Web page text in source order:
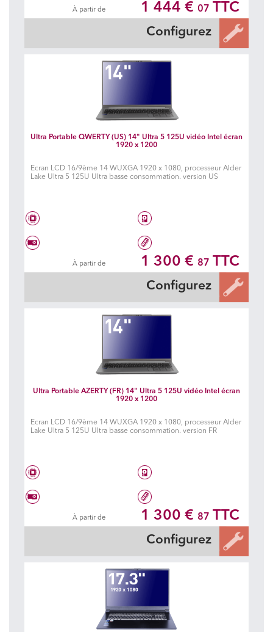
Carte graphique à choisir 8 Go DDR5 5600 MHz
À partir de 1 444 € 07 TTC
Configurez
Ultra Portable QWERTY (US) 14" Ultra 5 125U vidéo Intel écran
1920 x 1200
Ecran LCD 16/9ème 14 WUXGA 1920 x 1080, processeur Alder
Lake Ultra 5 125U Ultra basse consommation. version US
Intel® Core Ultra 5 125U Disque dur à choisir
Carte graphique à choisir 8 Go DDR5 5600 MHz
À partir de 1 300 € 87 TTC
Configurez
Ultra Portable AZERTY (FR) 14" Ultra 5 125U vidéo Intel écran
1920 x 1200
Ecran LCD 16/9ème 14 WUXGA 1920 x 1080, processeur Alder
Lake Ultra 5 125U Ultra basse consommation. version FR
Intel® Core Ultra 5 125U Disque dur à choisir
Carte graphique à choisir 8 Go DDR5 5600 MHz
À partir de 1 300 € 87 TTC
Configurez